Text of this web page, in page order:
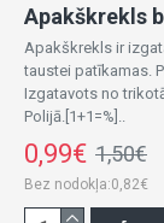
Apakškrekls
Apakškrekls ir
taustei patīkamas.
Izgatavots no
Polijā.[1+1=%]..
0,99€ 1,50€
Bez nodokļa:0,82€